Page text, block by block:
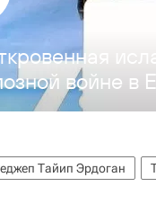
войне в
Тайип Эрдоган